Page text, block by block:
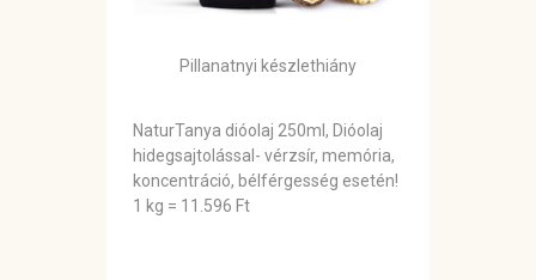
Pillanatnyi készlethiány
NaturTanya dióolaj 250ml, Dióolaj
hidegsajtolással- vérzsír, memória,
koncentráció, bélférgesség esetén!
1 kg = 11.596 Ft